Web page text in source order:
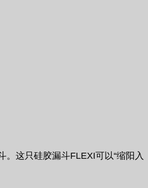
这只硅胶漏斗FLEXI可以“缩阳入